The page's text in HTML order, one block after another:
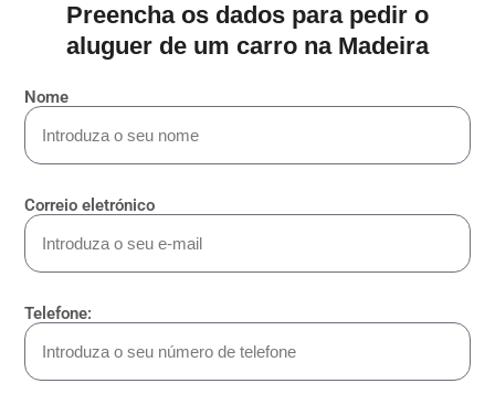
Preencha os dados para pedir o
aluguer de um carro na Madeira
Nome
Correio eletrónico
Telefone: